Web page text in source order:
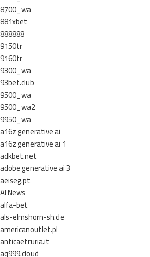
8700_wa
881xbet
888888
9150tr
9160tr
9300_wa
93bet.club
9500_wa
9500_wa2
9950_wa
a16z generative ai
a16z generative ai 1
adkbet.net
adobe generative ai 3
aeiseg.pt
AI News
alfa-bet
als-elmshorn-sh.de
americanoutlet.pl
anticaetruria.it
aq999.cloud